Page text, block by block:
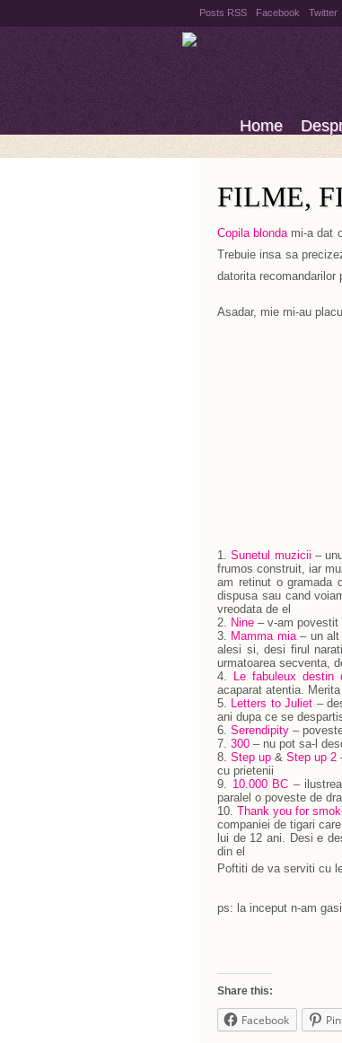
Posts RSS Facebook Twitter
Home
FILME,
Copila blondami-a dat
Trebuie insa sa
datorita recomandarilor
Asadar, mie mi-au
1.Sunetul muzicii –
frumos construit, iar
am retinut o gramada
dispusa sau cand
vreodata de el
2. Nine – v-am povestit
3. Mamma mia– un alt
alesi si, desi firul
urmatoarea secventa,
4.
Le fabuleux destin
acaparat atentia.
5. Letters to Juliet –
ani dupa ce se
6. Serendipity –
7. 300 – nu pot sa-l
8. Step up & Step up 2
cu prietenii
9. 10.000 BC –
paralel o poveste de
10. Thank you for
companiei de tigari
lui de 12 ani. Desi e
din el
Poftiti de va serviti cu
ps: la inceput n-am
Share this:
Facebook